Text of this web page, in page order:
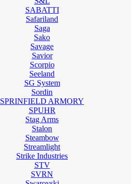
SABATTI
Safariland
Saga
Sako
Savage
Savior
Scorpio
Seeland
SG System
Sordin
SPRINFIELD ARMORY
SPUHR
Stag Arms
Stalon
Steambow
Streamlight
Strike Industries
STV
SVRN